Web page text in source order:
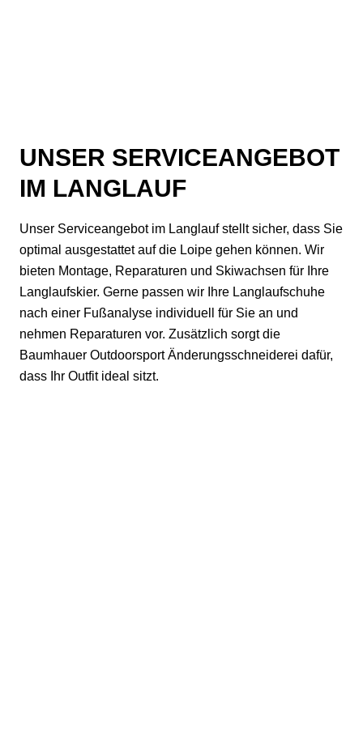
UNSER SERVICEANGEBOT
IM LANGLAUF
Unser Serviceangebot im Langlauf stellt sicher, dass Sie
optimal ausgestattet auf die Loipe gehen können. Wir
bieten Montage, Reparaturen und Skiwachsen für Ihre
Langlaufskier. Gerne passen wir Ihre Langlaufschuhe
nach einer Fußanalyse individuell für Sie an und
nehmen Reparaturen vor. Zusätzlich sorgt die
Baumhauer Outdoorsport Änderungsschneiderei dafür,
dass Ihr Outfit ideal sitzt.